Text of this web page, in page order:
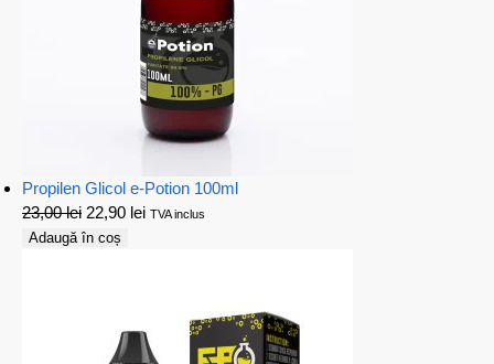
Propilen Glicol e-Potion 100ml
23,00lei 22,90 lei TVA inclus
Adaugă în coș